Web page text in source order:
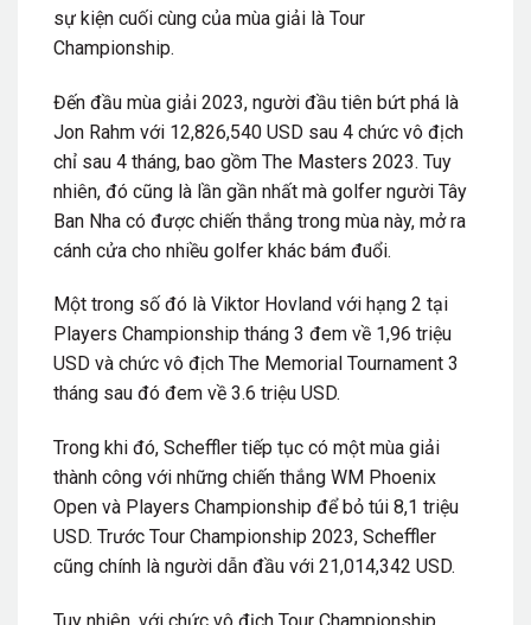
sự kiện cuối cùng của mùa giải là Tour
Championship.
Đến đầu mùa giải 2023, người đầu tiên bứt phá là
Jon Rahm với 12,826,540 USD sau 4 chức vô địch
chỉ sau 4 tháng, bao gồm The Masters 2023. Tuy
nhiên, đó cũng là lần gần nhất mà golfer người Tây
Ban Nha có được chiến thắng trong mùa này, mở ra
cánh cửa cho nhiều golfer khác bám đuổi.
Một trong số đó là Viktor Hovland với hạng 2 tại
Players Championship tháng 3 đem về 1,96 triệu
USD và chức vô địch The Memorial Tournament 3
tháng sau đó đem về 3.6 triệu USD.
Trong khi đó, Scheffler tiếp tục có một mùa giải
thành công với những chiến thắng WM Phoenix
Open và Players Championship để bỏ túi 8,1 triệu
USD. Trước Tour Championship 2023, Scheffler
cũng chính là người dẫn đầu với 21,014,342 USD.